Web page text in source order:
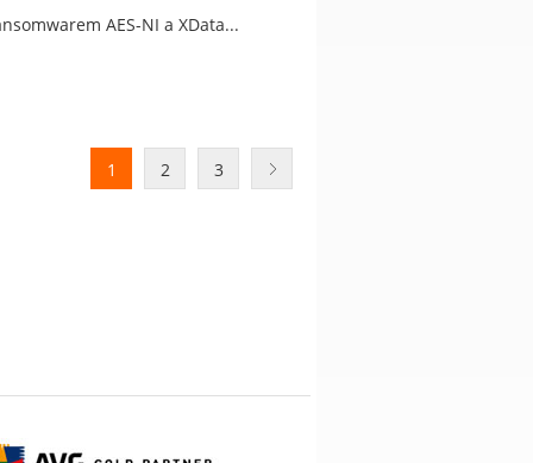
AES-NI a XData...
1 2 3